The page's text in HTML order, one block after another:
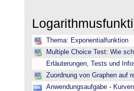
Thema: Exponentialfunktion
Multiple Choice Test: Wie
Erläuterungen, Tests und
Zuordnung von Graphen auf
Anwendungsaufgabe -